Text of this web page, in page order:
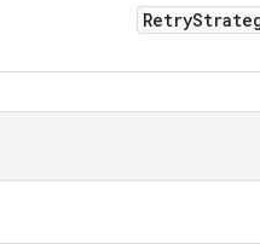
Retry